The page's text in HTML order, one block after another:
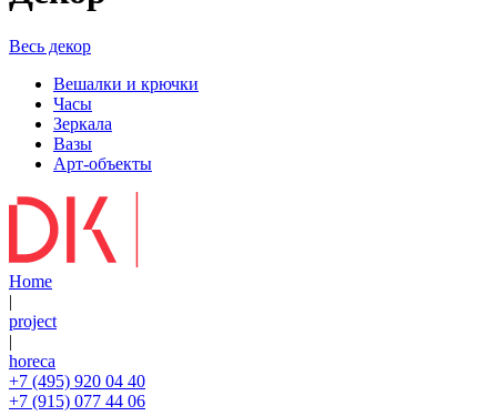
Весь декор
Вешалки и крючки
Часы
Зеркала
Вазы
Арт-объекты
Home
|
project
|
horeca
+7 (495) 920 04 40
+7 (915) 077 44 06